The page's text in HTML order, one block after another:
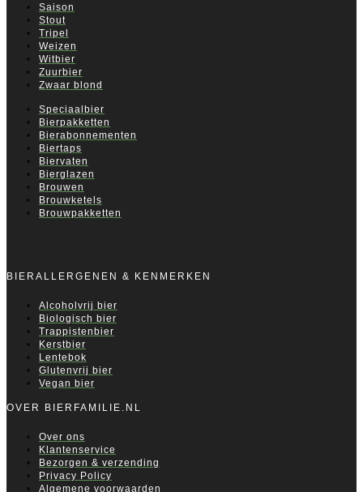
Saison
Stout
Tripel
Weizen
Witbier
Zuurbier
Zwaar blond
Speciaalbier
Bierpakketten
Bierabonnementen
Biertaps
Biervaten
Bierglazen
Brouwen
Brouwketels
Brouwpakketten
BIERALLERGENEN & KENMERKEN
Alcoholvrij bier
Biologisch bier
Trappistenbier
Kerstbier
Lentebok
Glutenvrij bier
Vegan bier
OVER BIERFAMILIE.NL
Over ons
Klantenservice
Bezorgen & verzending
Privacy Policy
Algemene voorwaarden